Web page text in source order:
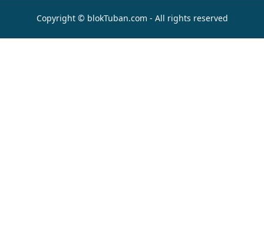
Copyright © blokTuban.com - All rights reserved